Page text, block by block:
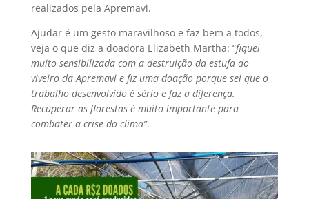
realizados pela Apremavi.
Ajudar é um gesto maravilhoso e faz bem a todos,
veja o que diz a doadora Elizabeth Martha: “fiquei
muito sensibilizada com a destruição da estufa do
viveiro da Apremavi e fiz uma doação porque sei que o
trabalho desenvolvido é sério e faz a diferença.
Recuperar as florestas é muito importante para
combater a crise do clima”.